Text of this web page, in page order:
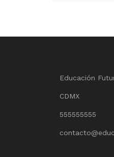
Educación
CDMX
555555555